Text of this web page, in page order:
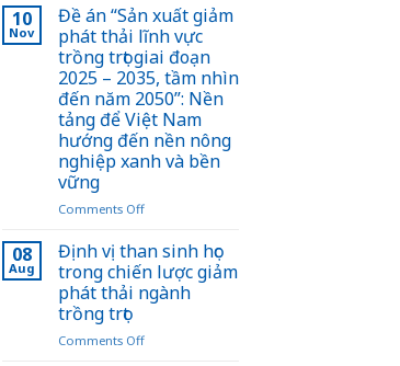
Nai
hợp
tác
Nhật
Bản
xử
lý
vỏ
ca
học
10
Nov
Đề án “Sản xuất giảm
phát thải lĩnh vực
trồng trọt giai đoạn
2025 – 2035, tầm nhìn
đến năm 2050”: Nền
tảng để Việt Nam
hướng đến nền nông
nghiệp xanh và bền
vững
Comments Offon
án
“Sản
xuất
giảm
thải
08
Aug
Định vị than sinh học
trong chiến lược giảm
phát thải ngành
trồng trọt
Comments Offon